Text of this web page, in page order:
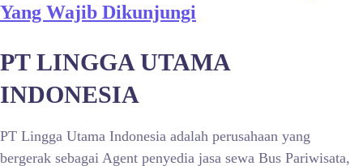
Yang Wajib Dikunjungi
PT LINGGA UTAMA
INDONESIA
PT Lingga Utama Indonesia adalah perusahaan yang
bergerak sebagai Agent penyedia jasa sewa Bus Pariwisata,